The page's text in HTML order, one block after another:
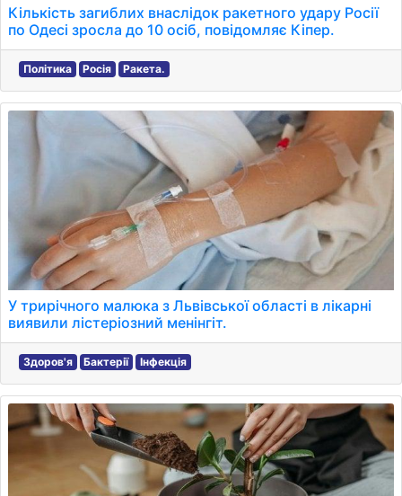
Кількість загиблих внаслідок ракетного удару Росії
по Одесі зросла до 10 осіб, повідомляє Кіпер.
Політика Росія Ракета.
У трирічного малюка з Львівської області в лікарні
виявили лістеріозний менінгіт.
Здоров'я Бактерії Інфекція